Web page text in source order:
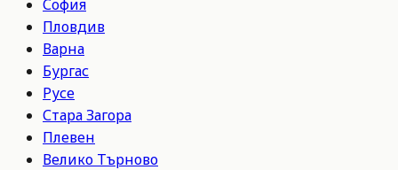
София
Пловдив
Варна
Бургас
Русе
Стара Загора
Плевен
Велико Търново